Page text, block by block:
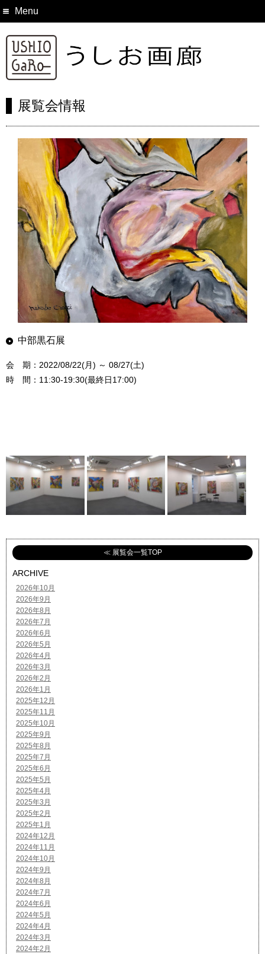
Menu
展覧会情報
中部黒石展
会 期：2022/08/22(月) ～ 08/27(土)
時 間：11:30-19:30(最終日17:00)
≪ 展覧会一覧TOP
ARCHIVE
2026年10月
2026年9月
2026年8月
2026年7月
2026年6月
2026年5月
2026年4月
2026年3月
2026年2月
2026年1月
2025年12月
2025年11月
2025年10月
2025年9月
2025年8月
2025年7月
2025年6月
2025年5月
2025年4月
2025年3月
2025年2月
2025年1月
2024年12月
2024年11月
2024年10月
2024年9月
2024年8月
2024年7月
2024年6月
2024年5月
2024年4月
2024年3月
2024年2月